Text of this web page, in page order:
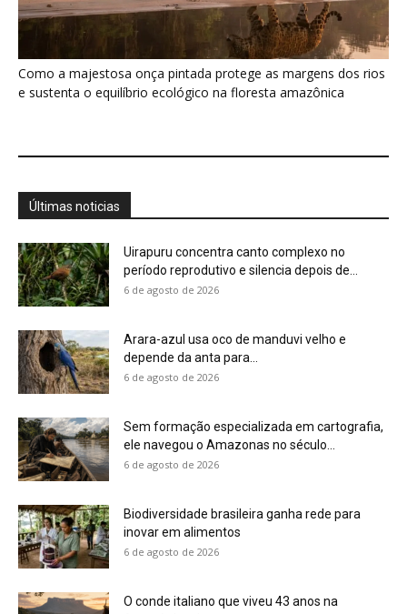
Arara-azul usa oco de manduvi velho e
depende da anta para...
6 de agosto de 2026
Biodiversidade brasileira ganha rede para
6 de agosto de 2026
6 de agosto de 2026